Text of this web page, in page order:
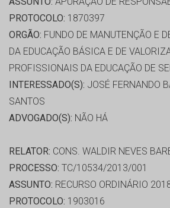
PROTOCOLO: 1870397
ORGÃO: FUNDO DE MANUTENÇÃO E
DA EDUCAÇÃO BÁSICA E DE
PROFISSIONAIS DA EDUCAÇÃO DE
INTERESSADO(S): JOSÉ FERNANDO
SANTOS
ADVOGADO(S): NÃO HÁ
RELATOR: CONS. WALDIR NEVES
PROCESSO: TC/10534/2013/001
ASSUNTO: RECURSO ORDINÁRIO
PROTOCOLO: 1903016